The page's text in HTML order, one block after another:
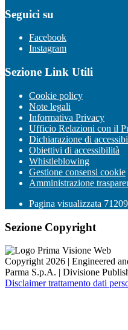
Seguici su
Facebook
Instagram
Sezione Link Utili
Cookie policy
Note legali
Informativa Privacy
Ufficio Relazioni con il
Dichiarazione di
Obiettivi di accessibilità
Whistleblowing
Gestione consensi cookie
Amministrazione
Pagina visualizzata 71209
Sezione Copyright
Copyright 2026 | Engineered
Parma S.p.A. | Divisione
Disclaimer trattamento dati